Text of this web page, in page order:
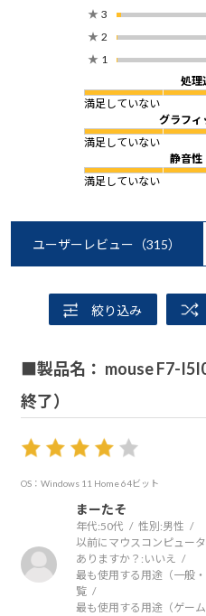
★ 3
★ 2
★ 1
処理
満足していない
グラフィ
満足していない
静音性
満足していない
ユーザーレビュー （315）
絞り込み
■製品名： mouse F7-
終了）
OS：Windows 11 Home 64ビット
まーたそ
年代:50代 性別:男性
以前にマウスコンピュー
ありますか？: いいえ
最も使用する用途（一般
覧
最も使用する用途（ゲー